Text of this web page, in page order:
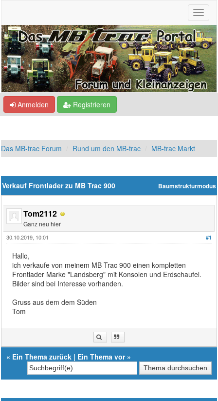
Anmelden Registrieren
Das MB-trac Forum Rund um den MB-trac MB-trac Markt
Baumstrukturmodus
Verkauf Frontlader zu MB Trac 900
Tom2112
Ganz neu hier
#1
30.10.2019, 10:01
Hallo,
ich verkaufe von meinem MB Trac 900 einen kompletten
Frontlader Marke "Landsberg" mit Konsolen und Erdschaufel.
Bilder sind bei Interesse vorhanden.
Gruss aus dem dem Süden
Tom
« Ein Thema zurück | Ein Thema vor»